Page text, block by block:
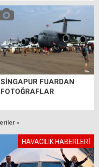
SİNGAPUR FUARDAN
FOTOĞRAFLAR
»
HAVACILIK HABERLERİ